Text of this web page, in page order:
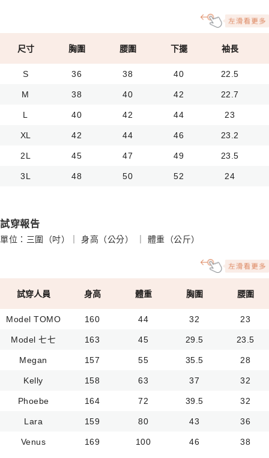
尺寸 胸圍 腰圍 下擺 袖長
S 36 38 40 22.5
M 38 40 42 22.7
L 40 42 44 23
XL 42 44 46 23.2
2L 45 47 49 23.5
3L 48 50 52 24
試穿報告
單位：三圍（吋）｜ 身高（公分） ｜ 體重（公斤）
試穿人員 身高 體重 胸圍 腰圍
Model TOMO 160 44 32 23
Model 七七 163 45 29.5 23.5
Megan 157 55 35.5 28
Kelly 158 63 37 32
Phoebe 164 72 39.5 32
Lara 159 80 43 36
Venus 169 100 46 38